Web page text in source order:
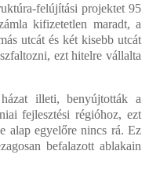
felújítási projektet 95
kifizetetlen maradt, a
utcát és két kisebb utcát
ezt hitelre vállalta
illeti, benyújtották a
fejlesztési régióhoz, ezt
alap egyelőre nincs rá. Ez
befalazott ablakain